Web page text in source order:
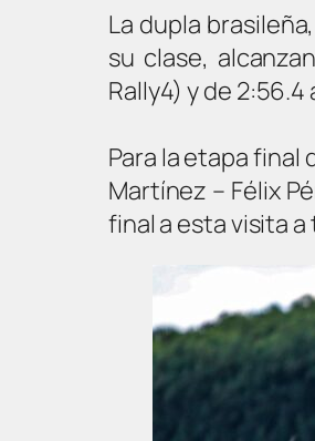
La dupla
su clase,
Rally4) y de
Para la etapa
Martínez – Félix
final a esta visita a